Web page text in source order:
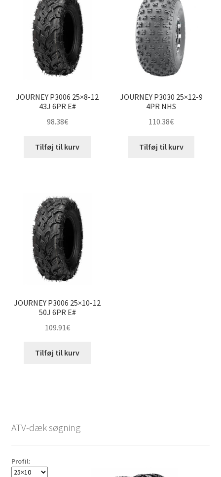
JOURNEY P3006 25×8-12
43J 6PR E#
98.38€
Tilføj til kurv
JOURNEY P3030 25×12-9
4PR NHS
110.38€
Tilføj til kurv
JOURNEY P3006 25×10-12
50J 6PR E#
109.91€
Tilføj til kurv
ATV-dæk søgning
Profil: